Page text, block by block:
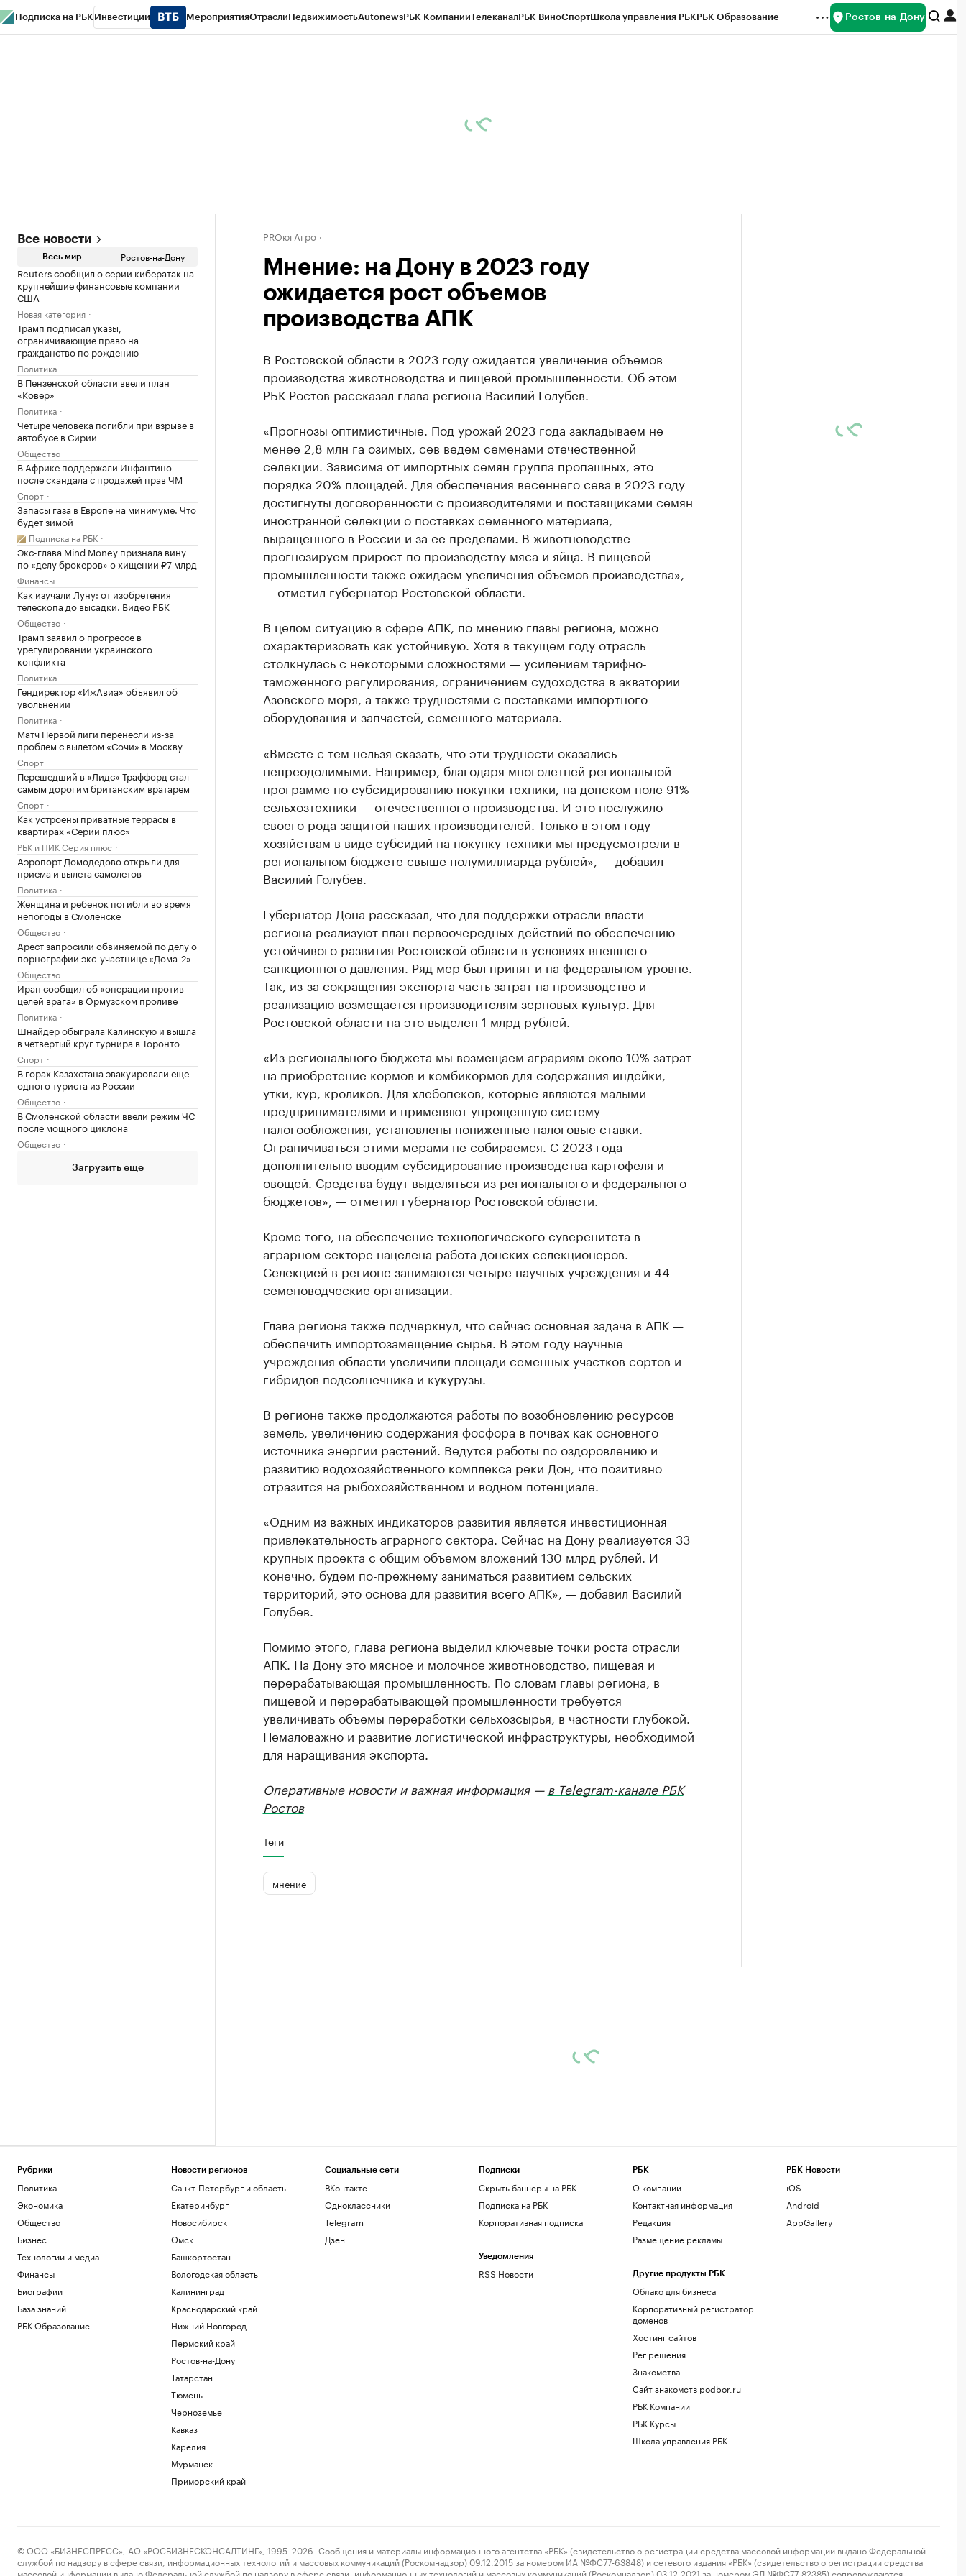
Подписка на РБК Инвестиции МероприятияОтраслиНедвижимостьAutonewsРБК КомпанииТелеканалРБК ВиноСпортШкола управления РБКРБК Образование Ростов-на-Дону
Все новости
Весь мир Ростов-на-Дону
Reuters сообщил о серии кибератак на
крупнейшие финансовые компании
США
Новая категория
Трамп подписал указы,
ограничивающие право на
гражданство по рождению
Политика
В Пензенской области ввели план
«Ковер»
Политика
Четыре человека погибли при взрыве в
автобусе в Сирии
Общество
В Африке поддержали Инфантино
после скандала с продажей прав ЧМ
Спорт
Запасы газа в Европе на минимуме. Что
будет зимой
Подписка на РБК
Экс-глава Mind Money признала вину
по «делу брокеров» о хищении ₽7 млрд
Финансы
Как изучали Луну: от изобретения
телескопа до высадки. Видео РБК
Общество
Трамп заявил о прогрессе в
урегулировании украинского
конфликта
Политика
Гендиректор «ИжАвиа» объявил об
увольнении
Политика
Матч Первой лиги перенесли из-за
проблем с вылетом «Сочи» в Москву
Спорт
Перешедший в «Лидс» Траффорд стал
самым дорогим британским вратарем
Спорт
Как устроены приватные террасы в
квартирах «Серии плюс»
РБК и ПИК Серия плюс
Аэропорт Домодедово открыли для
приема и вылета самолетов
Политика
Женщина и ребенок погибли во время
непогоды в Смоленске
Общество
Арест запросили обвиняемой по делу о
порнографии экс-участнице «Дома-2»
Общество
Иран сообщил об «операции против
целей врага» в Ормузском проливе
Политика
Шнайдер обыграла Калинскую и вышла
в четвертый круг турнира в Торонто
Спорт
В горах Казахстана эвакуировали еще
одного туриста из России
Общество
В Смоленской области ввели режим ЧС
после мощного циклона
Общество
Загрузить еще
PROюгАгро
Мнение: на Дону в 2023 году
ожидается рост объемов
производства АПК
В Ростовской области в 2023 году ожидается увеличение объемов
производства животноводства и пищевой промышленности. Об этом
РБК Ростов рассказал глава региона Василий Голубев.
«Прогнозы оптимистичные. Под урожай 2023 года закладываем не
менее 2,8 млн га озимых, сев ведем семенами отечественной
селекции. Зависима от импортных семян группа пропашных, это
порядка 20% площадей. Для обеспечения весеннего сева в 2023 году
достигнуты договоренности с производителями и поставщиками семян
иностранной селекции о поставках семенного материала,
выращенного в России и за ее пределами. В животноводстве
прогнозируем прирост по производству мяса и яйца. В пищевой
промышленности также ожидаем увеличения объемов производства»,
— отметил губернатор Ростовской области.
В целом ситуацию в сфере АПК, по мнению главы региона, можно
охарактеризовать как устойчивую. Хотя в текущем году отрасль
столкнулась с некоторыми сложностями — усилением тарифно-
таможенного регулирования, ограничением судоходства в акватории
Азовского моря, а также трудностями с поставками импортного
оборудования и запчастей, семенного материала.
«Вместе с тем нельзя сказать, что эти трудности оказались
непреодолимыми. Например, благодаря многолетней региональной
программе по субсидированию покупки техники, на донском поле 91%
сельхозтехники — отечественного производства. И это послужило
своего рода защитой наших производителей. Только в этом году
хозяйствам в виде субсидий на покупку техники мы предусмотрели в
региональном бюджете свыше полумиллиарда рублей», — добавил
Василий Голубев.
Губернатор Дона рассказал, что для поддержки отрасли власти
региона реализуют план первоочередных действий по обеспечению
устойчивого развития Ростовской области в условиях внешнего
санкционного давления. Ряд мер был принят и на федеральном уровне.
Так, из-за сокращения экспорта часть затрат на производство и
реализацию возмещается производителям зерновых культур. Для
Ростовской области на это выделен 1 млрд рублей.
«Из регионального бюджета мы возмещаем аграриям около 10% затрат
на приобретение кормов и комбикормов для содержания индейки,
утки, кур, кроликов. Для хлебопеков, которые являются малыми
предпринимателями и применяют упрощенную систему
налогообложения, установлены пониженные налоговые ставки.
Ограничиваться этими мерами не собираемся. С 2023 года
дополнительно вводим субсидирование производства картофеля и
овощей. Средства будут выделяться из регионального и федерального
бюджетов», — отметил губернатор Ростовской области.
Кроме того, на обеспечение технологического суверенитета в
аграрном секторе нацелена работа донских селекционеров.
Селекцией в регионе занимаются четыре научных учреждения и 44
семеноводческие организации.
Глава региона также подчеркнул, что сейчас основная задача в АПК —
обеспечить импортозамещение сырья. В этом году научные
учреждения области увеличили площади семенных участков сортов и
гибридов подсолнечника и кукурузы.
В регионе также продолжаются работы по возобновлению ресурсов
земель, увеличению содержания фосфора в почвах как основного
источника энергии растений. Ведутся работы по оздоровлению и
развитию водохозяйственного комплекса реки Дон, что позитивно
отразится на рыбохозяйственном и водном потенциале.
«Одним из важных индикаторов развития является инвестиционная
привлекательность аграрного сектора. Сейчас на Дону реализуется 33
крупных проекта с общим объемом вложений 130 млрд рублей. И
конечно, будем по-прежнему заниматься развитием сельских
территорий, это основа для развития всего АПК», — добавил Василий
Голубев.
Помимо этого, глава региона выделил ключевые точки роста отрасли
АПК. На Дону это мясное и молочное животноводство, пищевая и
перерабатывающая промышленность. По словам главы региона, в
пищевой и перерабатывающей промышленности требуется
увеличивать объемы переработки сельхозсырья, в частности глубокой.
Немаловажно и развитие логистической инфраструктуры, необходимой
для наращивания экспорта.
Оперативные новости и важная информация — в Telegram-канале РБК
Ростов
Теги
мнение
Рубрики
Политика
Экономика
Общество
Бизнес
Технологии и медиа
Финансы
Биографии
База знаний
РБК Образование
Новости регионов
Санкт-Петербург и область
Екатеринбург
Новосибирск
Омск
Башкортостан
Вологодская область
Калининград
Краснодарский край
Нижний Новгород
Пермский край
Ростов-на-Дону
Татарстан
Тюмень
Черноземье
Кавказ
Карелия
Мурманск
Приморский край
Социальные сети
ВКонтакте
Одноклассники
Telegram
Дзен
Подписки
Скрыть баннеры на РБК
Подписка на РБК
Корпоративная подписка
Уведомления
RSS Новости
РБК
О компании
Контактная информация
Редакция
Размещение рекламы
Другие продукты РБК
Облако для бизнеса
Корпоративный регистратор
доменов
Хостинг сайтов
Рег.решения
Знакомства
Сайт знакомств podbor.ru
РБК Компании
РБК Курсы
Школа управления РБК
РБК Новости
iOS
Android
AppGallery
© ООО «БИЗНЕСПРЕСС», АО «РОСБИЗНЕСКОНСАЛТИНГ», 1995–2026. Сообщения и материалы информационного агентства «РБК» (свидетельство о регистрации средства массовой информации выдано Федеральной
службой по надзору в сфере связи, информационных технологий и массовых коммуникаций (Роскомнадзор) 09.12.2015 за номером ИА №ФС77-63848) и сетевого издания «РБК» (свидетельство о регистрации средства
массовой информации выдано Федеральной службой по надзору в сфере связи, информационных технологий и массовых коммуникаций (Роскомнадзор) 03.12.2021 за номером ЭЛ №ФС77-82385) сопровождаются